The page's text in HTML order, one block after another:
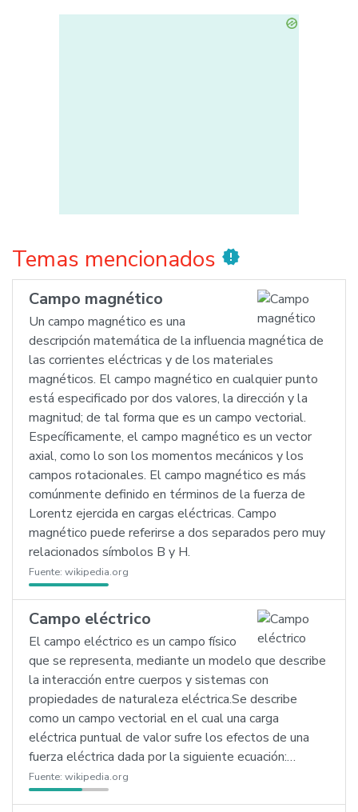
Temas mencionados new_releases
Campo magnético
Un campo magnético es una
descripción matemática de la influencia magnética de
las corrientes eléctricas y de los materiales
magnéticos. El campo magnético en cualquier punto
está especificado por dos valores, la dirección y la
magnitud; de tal forma que es un campo vectorial.
Específicamente, el campo magnético es un vector
axial, como lo son los momentos mecánicos y los
campos rotacionales. El campo magnético es más
comúnmente definido en términos de la fuerza de
Lorentz ejercida en cargas eléctricas. Campo
magnético puede referirse a dos separados pero muy
relacionados símbolos B y H.
Fuente: wikipedia.org
Campo eléctrico
El campo eléctrico es un campo físico
que se representa, mediante un modelo que describe
la interacción entre cuerpos y sistemas con
propiedades de naturaleza eléctrica.Se describe
como un campo vectorial en el cual una carga
eléctrica puntual de valor sufre los efectos de una
fuerza eléctrica dada por la siguiente ecuación:…
Fuente: wikipedia.org